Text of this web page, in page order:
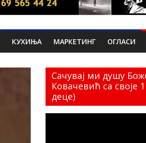
КУХИЊА МАРКЕТИНГ ОГЛАСИ
Сачувај ми душу
Ковачевић са своје
деце)